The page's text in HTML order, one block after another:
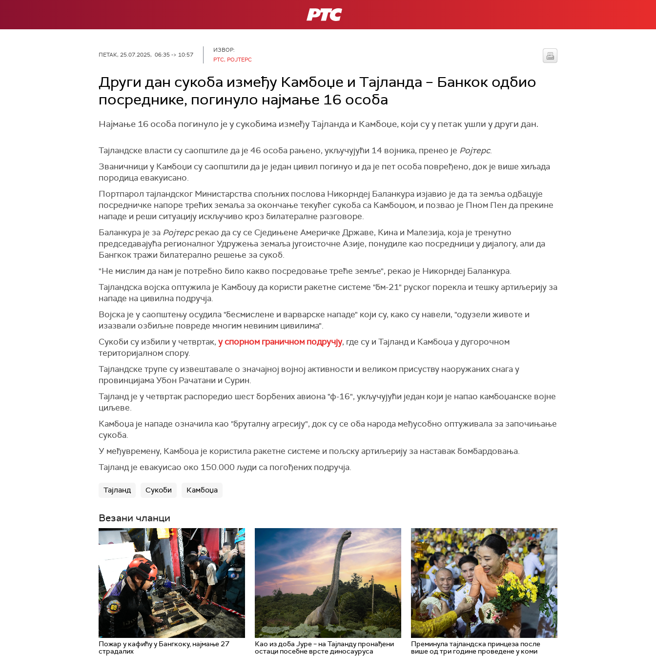
РТС
ПЕТАК, 25.07.2025, 06:35 -> 10:57
ИЗВОР:
РТС, РОЈТЕРС
Други дан сукоба између Камбоџе и Тајланда – Банкок одбио
посреднике, погинуло најмање 16 особа
Најмање 16 особа погинуло је у сукобима између Тајланда и Камбоџе, који су у петак ушли у други дан.
Тајландске власти су саопштиле да је 46 особа рањено, укључујући 14 војника, пренео је Ројтерс.
Званичници у Камбоџи су саопштили да је један цивил погинуо и да је пет особа повређено, док је више хиљада
породица евакуисано.
Портпарол тајландског Министарства спољних послова Никорндеј Баланкура изјавио је да та земља одбацује
посредничке напоре трећих земаља за окончање текућег сукоба са Камбоџом, и позвао је Пном Пен да прекине
нападе и реши ситуацију искључиво кроз билатералне разговоре.
Баланкура је за Ројтерсрекао да су се Сједињене Америчке Државе, Кина и Малезија, која је тренутно
председавајућа регионалног Удружења земаља југоисточне Азије, понудиле као посредници у дијалогу, али да
Бангкок тражи билатерално решење за сукоб.
"Не мислим да нам је потребно било какво посредовање треће земље", рекао је Никорндеј Баланкура.
Тајландска војска оптужила је Камбоџу да користи ракетне системе "бм-21" руског порекла и тешку артиљерију за
нападе на цивилна подручја.
Војска је у саопштењу осудила "бесмислене и варварске нападе" који су, како су навели, "одузели животе и
изазвали озбиљне повреде многим невиним цивилима".
Сукоби су избили у четвртак, у спорном граничном подручју, где су и Тајланд и Камбоџа у дугорочном
територијалном спору.
Тајландске трупе су извештавале о значајној војној активности и великом присуству наоружаних снага у
провинцијама Убон Рачатани и Сурин.
Тајланд је у четвртак распоредио шест борбених авиона "ф-16", укључујући један који је напао камбоџанске војне
циљеве.
Камбоџа је нападе означила као "бруталну агресију", док су се оба народа међусобно оптуживала за започињање
сукоба.
У међувремену, Камбоџа је користила ракетне системе и пољску артиљерију за наставак бомбардовања.
Тајланд је евакуисао око 150.000 људи са погођених подручја.
Тајланд Сукоби Камбоџа
Везани чланци
Пожар у кафићу у Бангкоку, најмање 27
страдалих
Као из доба Јуре – на Тајланду пронађени
остаци посебне врсте диносауруса
Преминула тајландска принцеза после
више од три године проведене у коми